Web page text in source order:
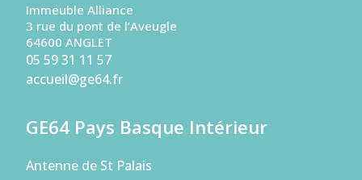
Immeuble Alliance
3 rue du pont de l’Aveugle
64600 ANGLET
05 59 31 11 57
accueil@ge64.fr
GE64 Pays Basque Intérieur
Antenne de St Palais